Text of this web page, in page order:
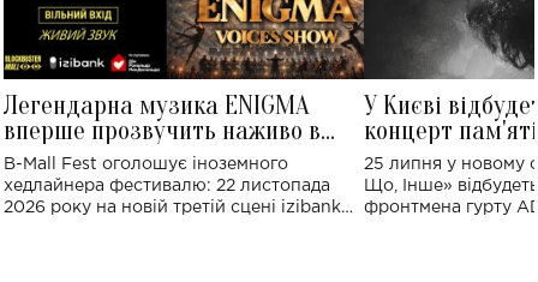
Легендарна музика ENIGMA
вперше прозвучить наживо в
Україні: де відбудеться концерт
B-Mall Fest оголошує іноземного
хедлайнера фестивалю: 22 листопада
2026 року на новій третій сцені izibank
У Києві
концерт
Клименка:
виконають
25 липня у новому
Що, Інше»
фронтмена гурту